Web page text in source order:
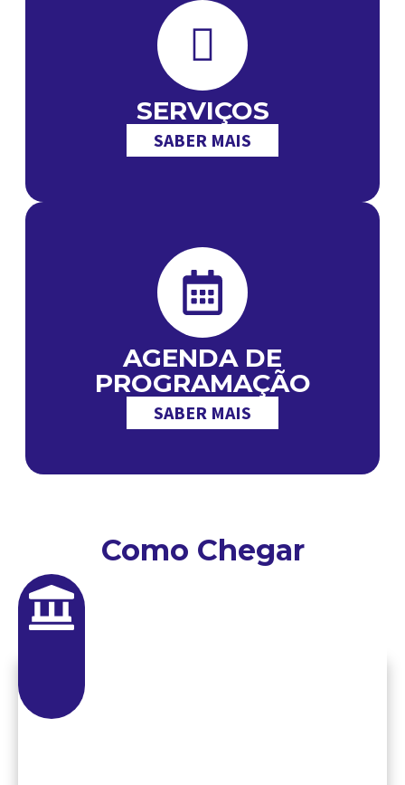
SERVIÇOS
SABER MAIS
AGENDA DE
PROGRAMAÇÃO
SABER MAIS
Como Chegar